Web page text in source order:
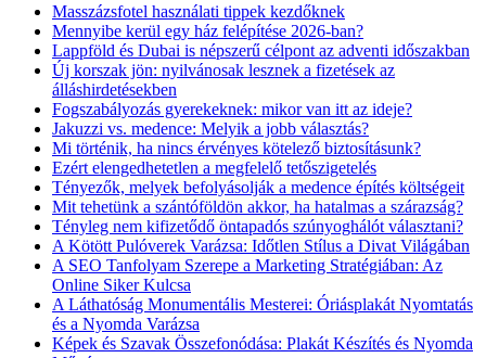
Masszázsfotel használati tippek kezdőknek
Mennyibe kerül egy ház felépítése 2026-ban?
Lappföld és Dubai is népszerű célpont az adventi időszakban
Új korszak jön: nyilvánosak lesznek a fizetések az
álláshirdetésekben
Fogszabályozás gyerekeknek: mikor van itt az ideje?
Jakuzzi vs. medence: Melyik a jobb választás?
Mi történik, ha nincs érvényes kötelező biztosításunk?
Ezért elengedhetetlen a megfelelő tetőszigetelés
Tényezők, melyek befolyásolják a medence építés költségeit
Mit tehetünk a szántóföldön akkor, ha hatalmas a szárazság?
Tényleg nem kifizetődő öntapadós szúnyoghálót választani?
A Kötött Pulóverek Varázsa: Időtlen Stílus a Divat Világában
A SEO Tanfolyam Szerepe a Marketing Stratégiában: Az
Online Siker Kulcsa
A Láthatóság Monumentális Mesterei: Óriásplakát Nyomtatás
és a Nyomda Varázsa
Képek és Szavak Összefonódása: Plakát Készítés és Nyomda